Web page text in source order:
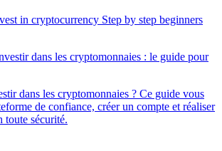
dans les cryptomonnaies : le guide pour
dans les cryptomonnaies ? Ce guide vous
de confiance, créer un compte et réaliser
toute sécurité.